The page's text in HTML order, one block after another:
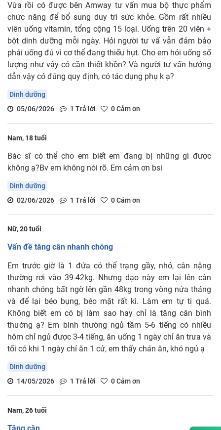
Vừa rồi có được bên Amway tư vấn mua bộ thực phẩm
chức năng để bổ sung duy trì sức khỏe. Gồm rất nhiều
viên uống vitamin, tổng cộng 15 loại. Uống trên 20 viên +
bột dinh dưỡng mỗi ngày. Hỏi người tư vấ vẫn đảm bảo
phải uống đủ vì cơ thể đang thiếu hụt. Cho em hỏi uống số
lượng như vậy có cần thiết khồn? Và người tư vấn hướng
dẫn vậy có đúng quy định, có tác dụng phụ k ạ?
Dinh dưỡng
05/06/2026
1 Trả lời 0Cảm ơn
Nam, 18 tuổi
Bác sĩ có thể cho em biết em đang bị những gì được
không ạ?Bv em không nói rõ. Em cảm ơn bsi
Dinh dưỡng
02/06/2026
1 Trả lời 0Cảm ơn
Nữ, 20 tuổi
Vấn đề tăng cân nhanh chóng
Em trước giờ là 1 đứa có thể trạng gầy, nhỏ, cân nặng
thường rơi vào 39-42kg. Nhưng dạo này em lại lên cân
nhanh chóng bất ngờ lên gần 48kg trong vòng nửa tháng
và để lại béo bụng, béo mặt rất kì. Làm em tự ti quá.
Không biết em có bị làm sao hay chỉ là tăng cân bình
thường ạ? Em bình thường ngủ tầm 5-6 tiếng có nhiều
hôm chỉ ngủ được 3-4 tiếng, ăn uống 1 ngày chỉ ăn trưa và
tối có khi 1 ngày chỉ ăn 1 cử, em thấy chán ăn, khó ngủ ạ
Dinh dưỡng
14/05/2026
1 Trả lời 0Cảm ơn
Nam, 26 tuổi
Tăng cân